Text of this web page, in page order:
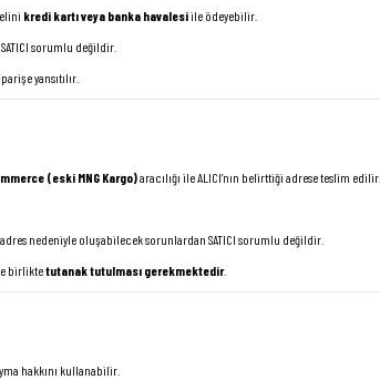
kredi kartı veya banka havalesiile ödeyebilir.
sorumlu değildir.
yansıtılır.
(eski MNG Kargo)aracılığı ile ALICI’nın belirttiği adrese teslim edilir.
nedeniyle oluşabilecek sorunlardan SATICI sorumlu değildir.
birliktetutanak tutulması gerekmektedir.
hakkını kullanabilir.